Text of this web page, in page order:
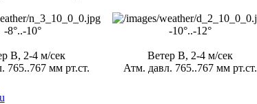
-8°..-10°
В, 2-4 м/сек
765..767 мм рт.ст.
-10°..-12°
Ветер В, 2-4 м/сек
Атм. давл. 765..767 мм рт.ст.